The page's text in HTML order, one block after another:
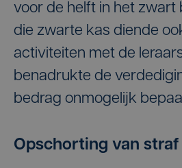
voor de helft in het zwart
die zwarte kas diende
activiteiten met de
benadrukte de
bedrag onmogelijk
Opschorting van straf